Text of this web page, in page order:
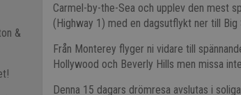
&
Carmel-by-the-Sea och upplev den mest
(Highway 1) med en dagsutflykt ner till Big
Från Monterey flyger ni vidare till
Hollywood och Beverly Hills men missa
Denna 15 dagars drömresa avslutas i